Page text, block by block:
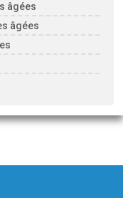
âgées
âgées